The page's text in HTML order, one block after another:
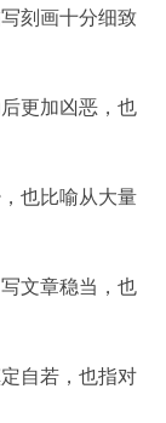
刻画十分细致
更加凶恶，也
也比喻从大量
文章稳当，也
自若，也指对